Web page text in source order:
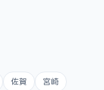
佐賀 宮崎